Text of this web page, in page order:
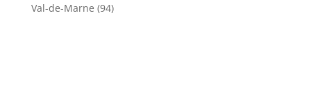
Val-de-Marne (94)